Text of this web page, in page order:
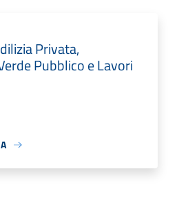
Privata,
Pubblico e Lavori